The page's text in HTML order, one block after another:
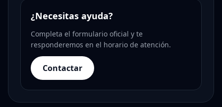
¿Necesitas ayuda?
Completa el formulario oficial y te
responderemos en el horario de atención.
Contactar